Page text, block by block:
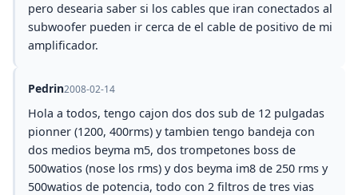
pero desearia saber si los cables que iran conectados al
subwoofer pueden ir cerca de el cable de positivo de mi
amplificador.
Pedrin2008-02-14
Hola a todos, tengo cajon dos dos sub de 12 pulgadas
pionner (1200, 400rms) y tambien tengo bandeja con
dos medios beyma m5, dos trompetones boss de
500watios (nose los rms) y dos beyma im8 de 250 rms y
500watios de potencia, todo con 2 filtros de tres vias